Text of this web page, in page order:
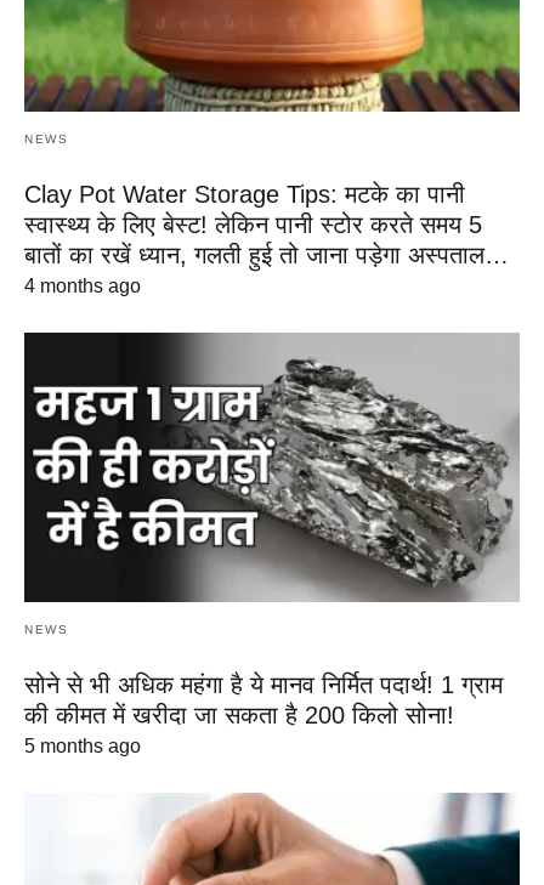
NEWS
Clay Pot Water Storage Tips: मटके का पानी
स्वास्थ्य के लिए बेस्ट! लेकिन पानी स्टोर करते समय 5
बातों का रखें ध्यान, गलती हुई तो जाना पड़ेगा अस्पताल…
4 months ago
NEWS
सोने से भी अधिक महंगा है ये मानव निर्मित पदार्थ! 1 ग्राम
की कीमत में खरीदा जा सकता है 200 किलो सोना!
5 months ago